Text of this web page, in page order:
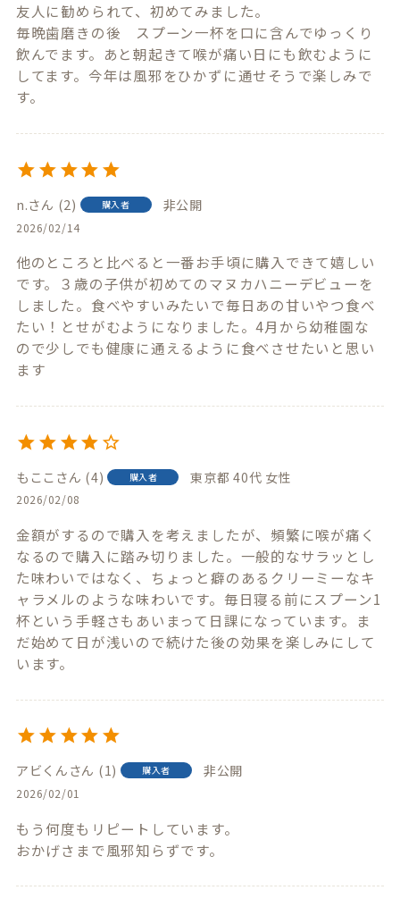
友人に勧められて、初めてみました。
毎晩歯磨きの後　スプーン一杯を口に含んでゆっくり
飲んでます。あと朝起きて喉が痛い日にも飲むように
してます。今年は風邪をひかずに通せそうで楽しみで
す。
n. 2 購入者 非公開
2026/02/14
他のところと比べると一番お手頃に購入できて嬉しい
です。３歳の子供が初めてのマヌカハニーデビューを
しました。食べやすいみたいで毎日あの甘いやつ食べ
たい！とせがむようになりました。4月から幼稚園な
ので少しでも健康に通えるように食べさせたいと思い
ます
もここ 4 購入者 東京都 40代 女性
2026/02/08
金額がするので購入を考えましたが、頻繁に喉が痛く
なるので購入に踏み切りました。一般的なサラッとし
た味わいではなく、ちょっと癖のあるクリーミーなキ
ャラメルのような味わいです。毎日寝る前にスプーン1
杯という手軽さもあいまって日課になっています。ま
だ始めて日が浅いので続けた後の効果を楽しみにして
います。
アビくん 1 購入者 非公開
2026/02/01
もう何度もリピートしています。
おかげさまで風邪知らずです。